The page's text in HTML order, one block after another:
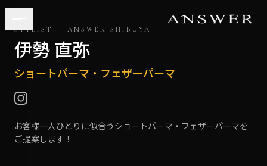
STYLIST — ANSWER SHIBUYA
伊勢 直弥
ショートパーマ・フェザーパーマ
お客様一人ひとりに似合うショートパーマ・フェザーパーマを
ご提案します！